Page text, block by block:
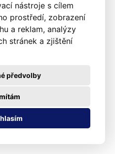
nástroje s cílem
prostředí, zobrazení
a reklam, analýzy
stránek a zjištění
předvolby